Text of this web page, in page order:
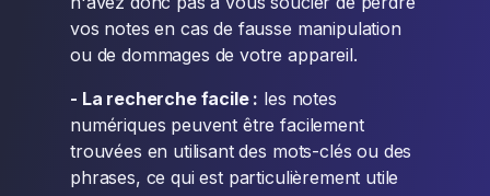
vos notes en cas de fausse manipulation
ou de dommages de votre appareil.
- La recherche facile : les notes
numériques peuvent être facilement
trouvées en utilisant des mots-clés ou des
phrases, ce qui est particulièrement utile